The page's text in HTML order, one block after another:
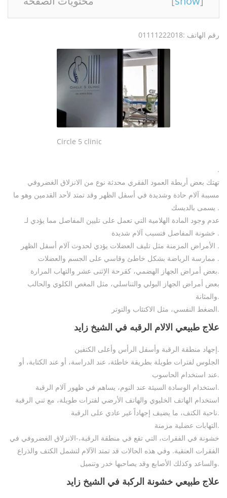
رقم الهاتف :01111222018
Circle 5 clinic
.
تهتك بعض أربطة العمود الفقري محدثة نوع من الانزلاق الغضروفي
مسببة آلام حادة وشديدة في أسفل الظهر وقد تمتد لأحد القدمين وهو ما
يسمى بالديسك .
عدم وجود المادة الهلامية التي تعمل على تليين المفاصل مما يؤدي لـ
خشونة المفاصل فتسبب آلام شديدة .
الأمراض المزمنة مثل تليف العضلات يؤدي لحدوث آلام أسفل الظهر .
ممارسة الرياضة بشكل خاطئ وقاسي على الجسم والعضلات .
بعض أمراض الجهاز الهضمي، كقرحة الإثنى عشر والتهاب المرارة.
بعض أمراض الجهاز البولي والتناسلي، مثل المغص الكلوي والحالب
والمثانة.
الضغط النفسي، مثل الاكتئاب والتوتر.
علاج طبيعي الالام الرقبه في الشيخ زايد
إجهاد منطقة الرقبة وأسفل الرأس وأعلى الكتفين.
الجلوس لفترات طويلة بطريقة خاطئة، عند الدراسة، أو عند الكتابة، أو
عند استخدام الحاسوب.
استخدام الوسادة السيئة عند النوم، يساهم في ظهور آلام الرقبة.
استخدام الهاتف الخليوي والهاتف الأرضي لفترات طويلة، مع ثني الرقبة
ناحية الكتف، ما يضيف إجهاداً غير عادي على الرقبة.
التهابات عضلية مزمنة.
خشونة في الفقرات، التي تقع في منطقة الرقبة،-الانزلاق الغضروفي في
الفقرات العنقية. وفي هذه الحالات قد تمتد الآلام لتشمل الكتف والذراع
والساعد وكذلك الأصابع وقد يصاحبها خدر وتنميل.
علاج طبيعي خشونة الركبة في الشيخ زايد